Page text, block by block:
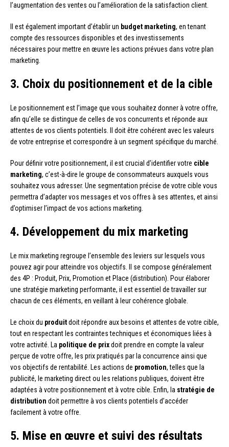
l’augmentation des ventes ou l’amélioration de la satisfaction client.
Il est également important d’établir un budget marketing, en tenant
compte des ressources disponibles et des investissements
nécessaires pour mettre en œuvre les actions prévues dans votre plan
marketing.
3. Choix du positionnement et de la cible
Le positionnement est l’image que vous souhaitez donner à votre offre,
afin qu’elle se distingue de celles de vos concurrents et réponde aux
attentes de vos clients potentiels. Il doit être cohérent avec les valeurs
de votre entreprise et correspondre à un segment spécifique du marché.
Pour définir votre positionnement, il est crucial d’identifier votre cible
marketing, c’est-à-dire le groupe de consommateurs auxquels vous
souhaitez vous adresser. Une segmentation précise de votre cible vous
permettra d’adapter vos messages et vos offres à ses attentes, et ainsi
d’optimiser l’impact de vos actions marketing.
4. Développement du mix marketing
Le mix marketing regroupe l’ensemble des leviers sur lesquels vous
pouvez agir pour atteindre vos objectifs. Il se compose généralement
des 4P : Produit, Prix, Promotion et Place (distribution). Pour élaborer
une stratégie marketing performante, il est essentiel de travailler sur
chacun de ces éléments, en veillant à leur cohérence globale.
Le choix du produitdoit répondre aux besoins et attentes de votre cible,
tout en respectant les contraintes techniques et économiques liées à
votre activité. La politique de prixdoit prendre en compte la valeur
perçue de votre offre, les prix pratiqués par la concurrence ainsi que
vos objectifs de rentabilité. Les actions de promotion, telles que la
publicité, le marketing direct ou les relations publiques, doivent être
adaptées à votre positionnement et à votre cible. Enfin, la stratégie de
distribution doit permettre à vos clients potentiels d’accéder
facilement à votre offre.
5. Mise en œuvre et suivi des résultats